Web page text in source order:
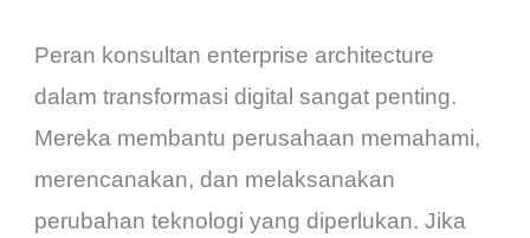
Peran konsultan enterprise architecture
dalam transformasi digital sangat penting.
Mereka membantu perusahaan memahami,
merencanakan, dan melaksanakan
perubahan teknologi yang diperlukan. Jika